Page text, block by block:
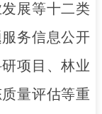
展等十二类
务信息公开
项目、林业
量评估等重